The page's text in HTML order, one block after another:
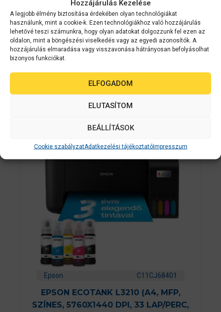
Hozzájárulás Kezelése
A legjobb élmény biztosítása érdekében olyan technológiákat
használunk, mint a cookie-k. Ezen technológiákhoz való hozzájárulás
lehetővé teszi számunkra, hogy olyan adatokat dolgozzunk fel ezen az
oldalon, mint a böngészési viselkedés vagy az egyedi azonosítók. A
hozzájárulás elmaradása vagy visszavonása hátrányosan befolyásolhat
bizonyos funkciókat.
ELFOGADOM
ELUTASÍTOM
BEÁLLÍTÁSOK
Cookie szabályzatAdatkezelési tájékoztatóImpresszum
Epson EcoTank L3250 ITS Mfp,
Simatetős, színes tintasugaras
multifunkciós nyomtató
5
b
ő
l
Epson C11CJ68401
EPSON ECOTANK L3210 (A4, MFP,
SZÍNES, 5760X1440 DPI, 33 LAP/PERC,